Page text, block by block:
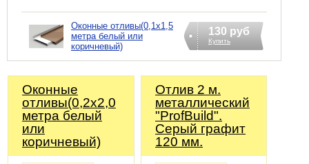
Оконные отливы(0,1х1,5
метра белый или
коричневый)
130 руб
Купить
Оконные
отливы(0,2х2,0
метра белый
или
коричневый)
Отлив 2 м.
металлический
"ProfBuild".
Серый графит
120 мм.